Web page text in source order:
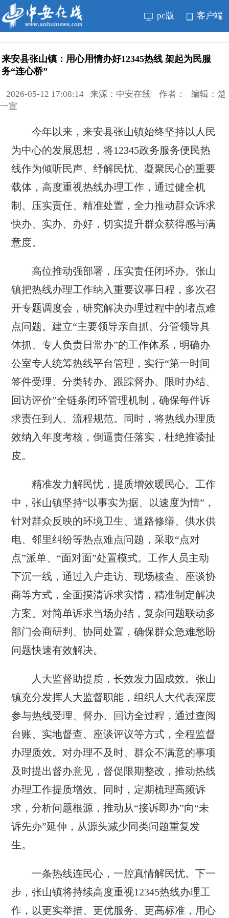
pc版 客户端
来安县张山镇：用心用情办好12345热线 架起为民服
务“连心桥”
2026-05-12 17:08:14 来源：中安在线 作者： 编辑：楚
一宣
今年以来，来安县张山镇始终坚持以人民
为中心的发展思想，将12345政务服务便民热
线作为倾听民声、纾解民忧、凝聚民心的重要
载体，高度重视热线办理工作，通过健全机
制、压实责任、精准处置，全力推动群众诉求
快办、实办、办好，切实提升群众获得感与满
意度。
高位推动强部署，压实责任闭环办。张山
镇把热线办理工作纳入重要议事日程，多次召
开专题调度会，研究解决办理过程中的堵点难
点问题。建立“主要领导亲自抓、分管领导具
体抓、专人负责日常办”的工作体系，明确办
公室专人统筹热线平台管理，实行“第一时间
签件受理、分类转办、跟踪督办、限时办结、
回访评价”全链条闭环管理机制，确保每件诉
求责任到人、流程规范。同时，将热线办理质
效纳入年度考核，倒逼责任落实，杜绝推诿扯
皮。
精准发力解民忧，提质增效暖民心。工作
中，张山镇坚持“以事实为据、以速度为情”，
针对群众反映的环境卫生、道路修缮、供水供
电、邻里纠纷等热点难点问题，采取“点对
点”派单、“面对面”处置模式。工作人员主动
下沉一线，通过入户走访、现场核查、座谈协
商等方式，全面摸清诉求实情，精准制定解决
方案。对简单诉求当场办结，复杂问题联动多
部门会商研判、协同处置，确保群众急难愁盼
问题快速有效解决。
人大监督助提质，长效发力固成效。张山
镇充分发挥人大监督职能，组织人大代表深度
参与热线受理、督办、回访全过程，通过查阅
台账、实地督查、座谈评议等方式，全程监督
办理质效。对办理不及时、群众不满意的事项
及时提出督办意见，督促限期整改，推动热线
办理工作提质增效。同时，定期梳理高频诉
求，分析问题根源，推动从“接诉即办”向“未
诉先办”延伸，从源头减少同类问题重复发
生。
一条热线连民心，一腔真情解民忧。下一
步，张山镇将持续高度重视12345热线办理工
作，以更实举措、更优服务、更高标准，用心